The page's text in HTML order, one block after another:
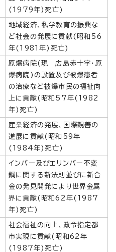
(1979年)死亡)
地域経済、私学教育の振興な
ど社会の発展に貢献(昭和56
年(1981年)死亡)
原爆病院(現 広島赤十字・原
爆病院)の設置及び被爆患者
の治療など被爆市民の福祉向
上に貢献(昭和57年(1982
年)死亡)
産業経済の発展、国際親善の
進展に貢献(昭和59年
(1984年)死亡)
インバー及びエリンバー不変
鋼に関する新法則並びに新合
金の発見開発により世界金属
界に貢献(昭和62年(1987
年)死亡)
社会福祉の向上、政令指定都
市実現に貢献(昭和62年
(1987年)死亡)